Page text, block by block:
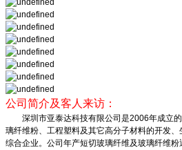
公司简介及客人来访：
深圳市亚泰达科技有限公司是2006年成立的
璃纤维粉、工程塑料及其它高分子材料的开发
综合企业。公司年产短切玻璃纤维及玻璃纤维